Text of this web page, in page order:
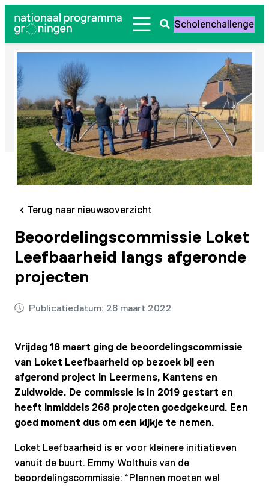
naar
de
Zoeken
openen
Scholenchallenge
Terug naar nieuwsoverzicht
Beoordelingscommissie Loket
Leefbaarheid langs afgeronde
projecten
Publicatiedatum: 28 maart 2022
Vrijdag 18 maart ging de beoordelingscommissie
van Loket Leefbaarheid op bezoek bij een
afgerond project in Leermens, Kantens en
Zuidwolde. De commissie is in 2019 gestart en
heeft inmiddels 268 projecten goedgekeurd. Een
goed moment dus om een kijkje te nemen.
Loket Leefbaarheid is er voor kleinere initiatieven
vanuit de buurt. Emmy Wolthuis van de
beoordelingscommissie: “Plannen moeten wel